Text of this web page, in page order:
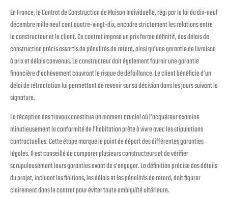
En France, le Contrat de Construction de Maison Individuelle, régi par la loi du dix-neuf
décembre mille neuf cent quatre-vingt-dix, encadre strictement les relations entre
le constructeur et le client. Ce contrat impose un prix ferme définitif, des délais de
construction précis assortis de pénalités de retard, ainsi qu’une garantie de livraison
à prix et délais convenus. Le constructeur doit également fournir une garantie
financière d’achèvement couvrant le risque de défaillance. Le client bénéficie d’un
délai de rétractation lui permettant de revenir sur sa décision dans les jours suivant la
signature.
La réception des travaux constitue un moment crucial où l’acquéreur examine
minutieusement la conformité de l’habitation prête à vivre avec les stipulations
contractuelles. Cette étape marque le point de départ des différentes garanties
légales. Il est conseillé de comparer plusieurs constructeurs et de vérifier
scrupuleusement leurs garanties avant de s’engager. La définition précise des détails
du projet, incluant les finitions, les délais et les pénalités de retard, doit figurer
clairement dans le contrat pour éviter toute ambiguïté ultérieure.